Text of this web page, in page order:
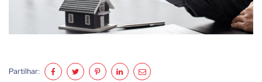
Partilhar: